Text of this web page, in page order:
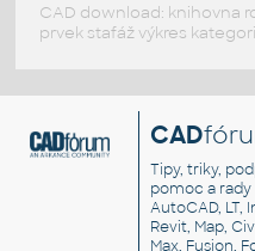
CAD download: knihovna
prvek stafáž výkres
CAD
Tipy, triky,
pomoc a rady
AutoCAD, LT,
Revit, Map,
Max, Fusion,